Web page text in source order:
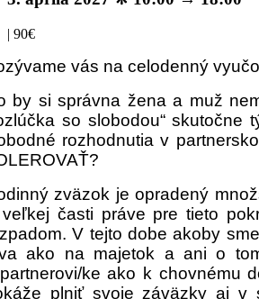
| 90€
vás na celodenný
by si správna žena a muž
so slobodou“
rozhodnutia v
zväzok je opradený
časti práve pre tieto
V tejto dobe akoby
ako na majetok a ani o
ke ako k chovnému
plniť svoje záväzky aj v